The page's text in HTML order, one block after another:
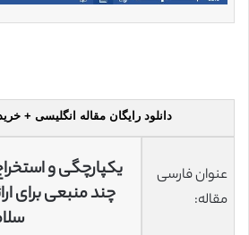
دانلود رایگان مقاله انگلیسی +
عنوان فارسی
مقاله:
یکپارچگی و
چند منبعی برای